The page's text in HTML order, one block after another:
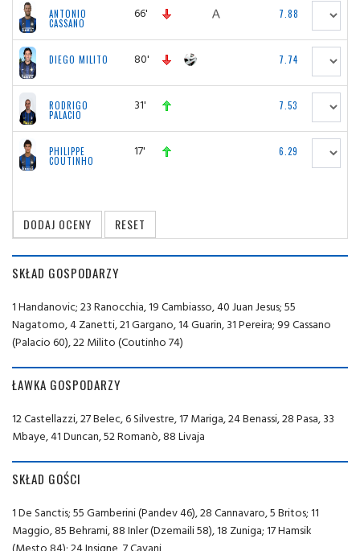
ANTONIO
CASSANO
66' 7.88
DIEGO MILITO 80' 7.74
RODRIGO
PALACIO
31' 7.53
PHILIPPE
COUTINHO
17' 6.29
SKŁAD GOSPODARZY
1 Handanovic; 23 Ranocchia, 19 Cambiasso, 40 Juan Jesus; 55
Nagatomo, 4 Zanetti, 21 Gargano, 14 Guarin, 31 Pereira; 99 Cassano
(Palacio 60), 22 Milito (Coutinho 74)
ŁAWKA GOSPODARZY
12 Castellazzi, 27 Belec, 6 Silvestre, 17 Mariga, 24 Benassi, 28 Pasa, 33
Mbaye, 41 Duncan, 52 Romanò, 88 Livaja
SKŁAD GOŚCI
1 De Sanctis; 55 Gamberini (Pandev 46), 28 Cannavaro, 5 Britos; 11
Maggio, 85 Behrami, 88 Inler (Dzemaili 58), 18 Zuniga; 17 Hamsik
(Mesto 84); 24 Insigne, 7 Cavani